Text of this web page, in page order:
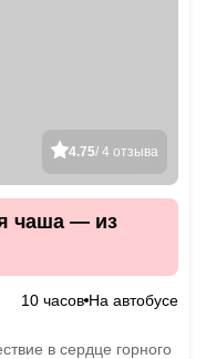
4.75/ 4 отзыва
чаша — из
10 часов На автобусе
в сердце горного